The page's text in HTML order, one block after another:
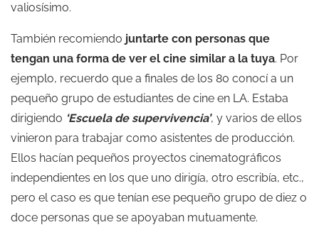
valiosísimo.
También recomiendo juntarte con personas que
tengan una forma de ver el cine similar a la tuya. Por
ejemplo, recuerdo que a finales de los 80 conocí a un
pequeño grupo de estudiantes de cine en LA. Estaba
dirigiendo ‘Escuela de supervivencia’, y varios de ellos
vinieron para trabajar como asistentes de producción.
Ellos hacían pequeños proyectos cinematográficos
independientes en los que uno dirigía, otro escribía, etc.,
pero el caso es que tenían ese pequeño grupo de diez o
doce personas que se apoyaban mutuamente.